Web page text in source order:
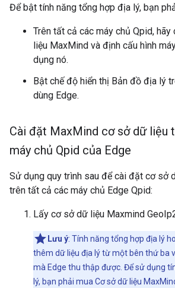
Để bật tính năng tổng hợp địa lý, bạn
Trên tất cả các máy chủ Qpid,
liệu MaxMind và định cấu hình
dụng nó.
Bật chế độ hiển thị Bản đồ địa lý
dùng Edge.
Cài đặt MaxMind cơ sở dữ liệu
máy chủ Qpid của Edge
Sử dụng quy trình sau để cài đặt cơ sở
trên tất cả các máy chủ Edge Qpid:
Lấy cơ sở dữ liệu Maxmind
Lưu ý: Tính năng tổng hợp địa lý
thêm dữ liệu địa lý từ một bên thứ ba
mà Edge thu thập được. Để sử dụng
lý, bạn phải mua Cơ sở dữ liệu